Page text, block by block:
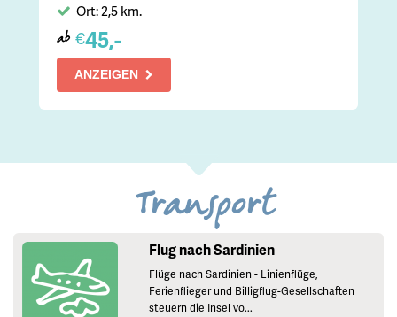
Ort: 2,5 km.
ab €45,-
ANZEIGEN
Transport
Flug nach Sardinien
Flüge nach Sardinien - Linienflüge,
Ferienflieger und Billigflug-Gesellschaften
steuern die Insel vo...